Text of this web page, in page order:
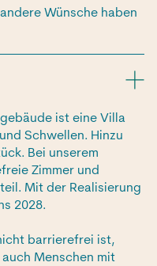
Wünsche haben
ist eine Villa
Schwellen. Hinzu
Bei unserem
Zimmer und
Mit der Realisierung
2028.
barrierefrei ist,
Menschen mit